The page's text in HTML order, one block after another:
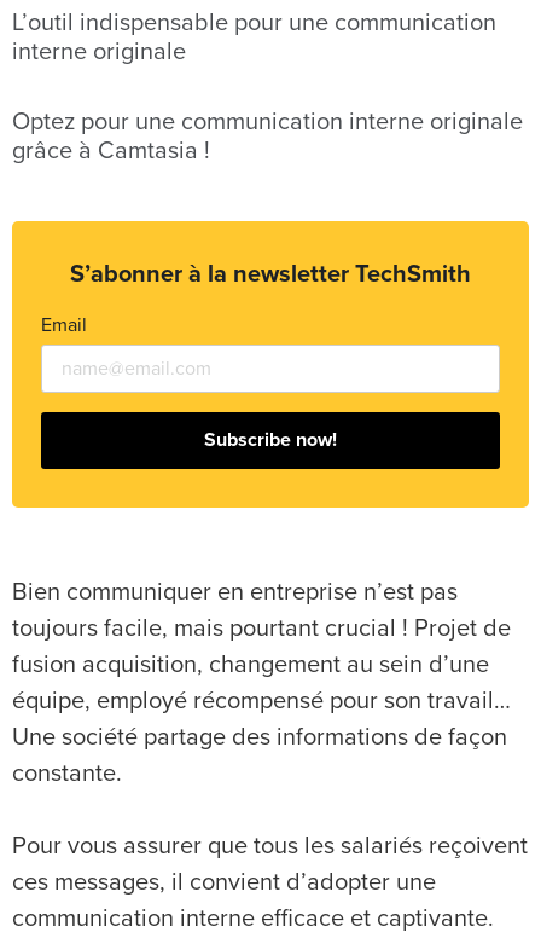
L’outil indispensable pour une communication
interne originale
Optez pour une communication interne originale
grâce à Camtasia !
S’abonner à la newsletter TechSmith
Email
Subscribe now!
Bien communiquer en entreprise n’est pas
toujours facile, mais pourtant crucial ! Projet de
fusion acquisition, changement au sein d’une
équipe, employé récompensé pour son travail…
Une société partage des informations de façon
constante.
Pour vous assurer que tous les salariés reçoivent
ces messages, il convient d’adopter une
communication interne efficace et captivante.